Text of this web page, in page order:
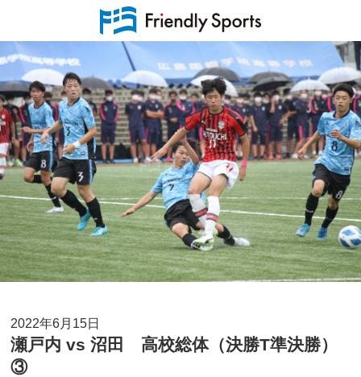
2022年6月15日
瀬戸内 vs 沼田 高校総体（決勝T準決勝）
③